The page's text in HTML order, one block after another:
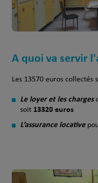
A quoi va servir
Les 13570 euros collectés
Le loyer et les charges
soit 13320 euros
L’assurance locative